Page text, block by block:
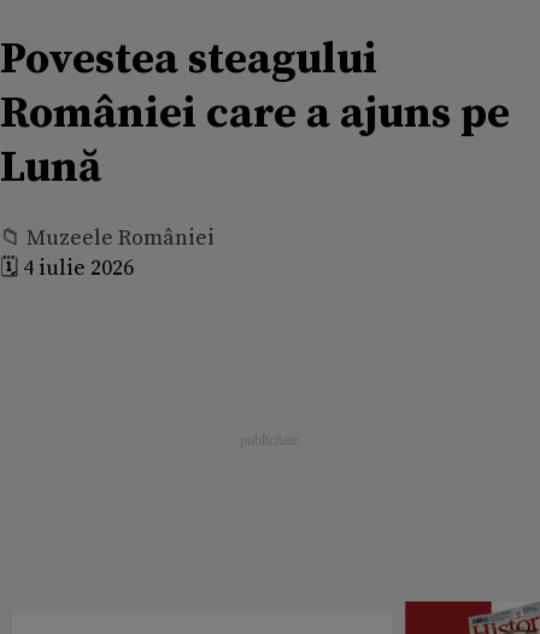
Povestea steagului
României care a ajuns pe
Lună
📁 Muzeele României
🗓️ 4 iulie 2026